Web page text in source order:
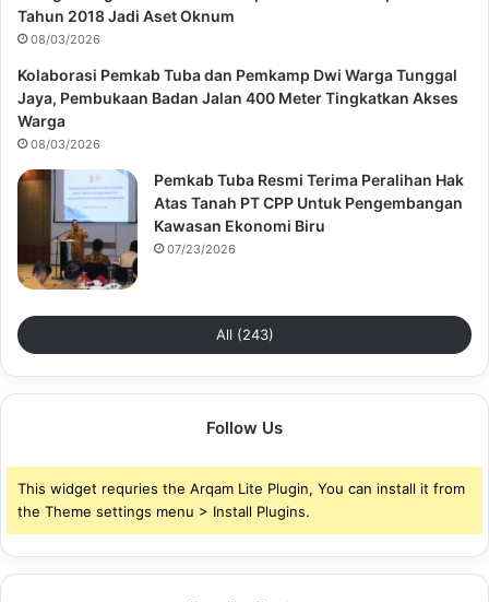
Tahun 2018 Jadi Aset Oknum
08/03/2026
Kolaborasi Pemkab Tuba dan Pemkamp Dwi Warga Tunggal
Jaya, Pembukaan Badan Jalan 400 Meter Tingkatkan Akses
Warga
08/03/2026
Pemkab Tuba Resmi Terima Peralihan Hak
Atas Tanah PT CPP Untuk Pengembangan
Kawasan Ekonomi Biru
07/23/2026
All (243)
Follow Us
This widget requries the Arqam Lite Plugin, You can install it from
the Theme settings menu > Install Plugins.